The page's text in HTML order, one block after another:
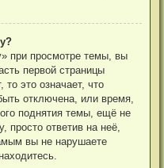
при просмотре темы, вы
первой страницы
это означает, что
отключена, или время,
поднятия темы, ещё не
просто ответив на неё,
вы не нарушаете